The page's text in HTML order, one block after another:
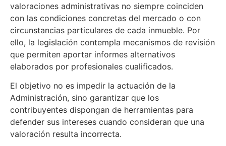
valoraciones administrativas no siempre coinciden
con las condiciones concretas del mercado o con
circunstancias particulares de cada inmueble. Por
ello, la legislación contempla mecanismos de revisión
que permiten aportar informes alternativos
elaborados por profesionales cualificados.
El objetivo no es impedir la actuación de la
Administración, sino garantizar que los
contribuyentes dispongan de herramientas para
defender sus intereses cuando consideran que una
valoración resulta incorrecta.